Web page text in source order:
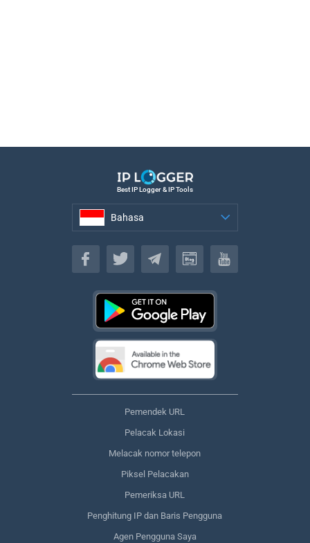
Best IP Logger & IP Tools
Bahasa
Bahasa
Pemendek URL
Pelacak Lokasi
Melacak nomor telepon
Piksel Pelacakan
Pemeriksa URL
Penghitung IP dan Baris Pengguna
Agen Pengguna Saya